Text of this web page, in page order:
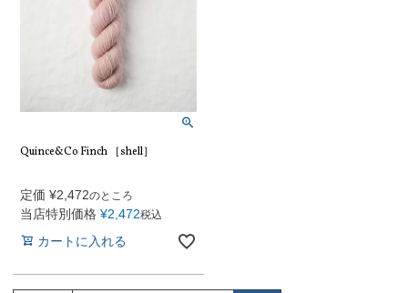
Quince&Co Finch ［shell］
定価 ¥2,472のところ
当店特別価格 ¥2,472税込
カートに入れる